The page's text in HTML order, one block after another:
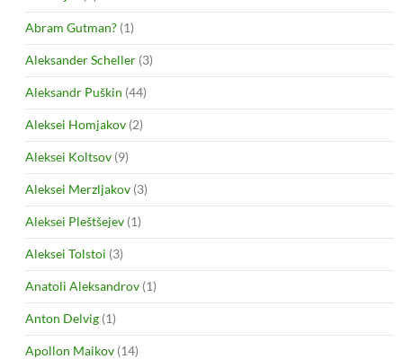
Abram Gutman? (1)
Aleksander Scheller (3)
Aleksandr Puškin (44)
Aleksei Homjakov (2)
Aleksei Koltsov (9)
Aleksei Merzljakov (3)
Aleksei Pleštšejev (1)
Aleksei Tolstoi (3)
Anatoli Aleksandrov (1)
Anton Delvig (1)
Apollon Maikov (14)